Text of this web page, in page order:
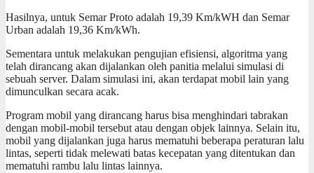
Hasilnya, untuk Semar Proto adalah 19,39 Km/kWH dan Semar
Urban adalah 19,36 Km/kWh.
Sementara untuk melakukan pengujian efisiensi, algoritma yang
telah dirancang akan dijalankan oleh panitia melalui simulasi di
sebuah server. Dalam simulasi ini, akan terdapat mobil lain yang
dimunculkan secara acak.
Program mobil yang dirancang harus bisa menghindari tabrakan
dengan mobil-mobil tersebut atau dengan objek lainnya. Selain itu,
mobil yang dijalankan juga harus mematuhi beberapa peraturan lalu
lintas, seperti tidak melewati batas kecepatan yang ditentukan dan
mematuhi rambu lalu lintas lainnya.